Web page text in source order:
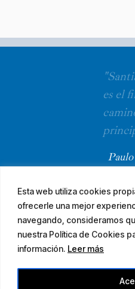
Esta web utiliza cookies
ofrecerle una mejor
navegando, consideramos
nuestra Política de Cookies
información. Leer más
es el
© 2026 El Camino Mozárabe de